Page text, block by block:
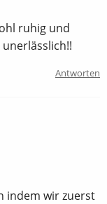
ruhig und
Antworten
indem wir zuerst